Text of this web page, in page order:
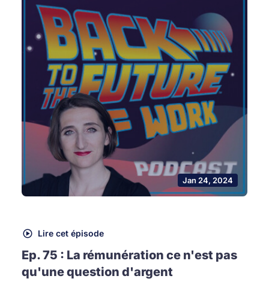
Jan 24, 2024
Lire cet épisode
Ep. 75 : La rémunération ce n'est pas
qu'une question d'argent